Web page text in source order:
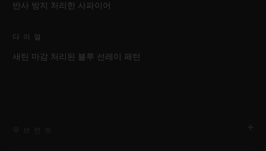
반사 방지 처리한 사파이어
다이얼
새틴 마감 처리된 블루 선레이 패턴